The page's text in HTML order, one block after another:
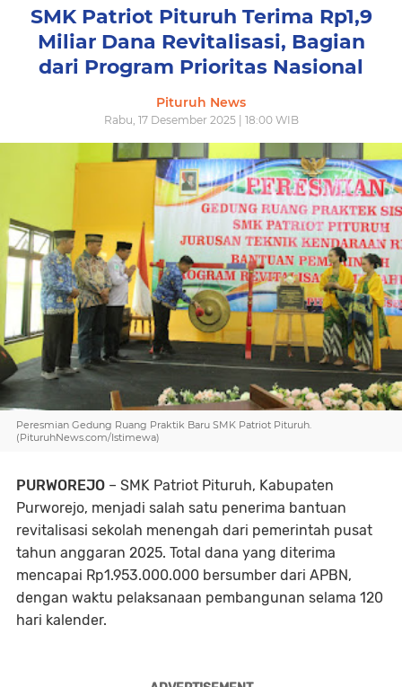
SMK Patriot Pituruh Terima Rp1,9
Miliar Dana Revitalisasi, Bagian
dari Program Prioritas Nasional
Pituruh News
Rabu, 17 Desember 2025 | 18:00 WIB
Peresmian Gedung Ruang Praktik Baru SMK Patriot Pituruh.
(PituruhNews.com/Istimewa)
PURWOREJO – SMK Patriot Pituruh, Kabupaten
Purworejo, menjadi salah satu penerima bantuan
revitalisasi sekolah menengah dari pemerintah pusat
tahun anggaran 2025. Total dana yang diterima
mencapai Rp1.953.000.000 bersumber dari APBN,
dengan waktu pelaksanaan pembangunan selama 120
hari kalender.